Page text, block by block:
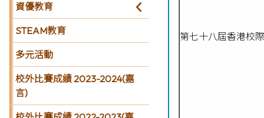
資優教育
STEAM教育
多元活動
校外比賽成績 2023-2024(嘉
言)
第七十八屆香港校